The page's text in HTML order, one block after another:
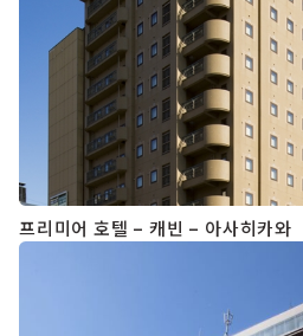
프리미어 호텔 – 캐빈 – 아사히카와